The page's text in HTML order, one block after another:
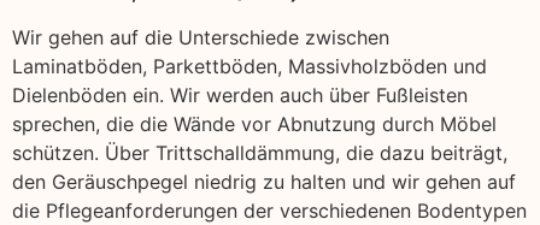
Wir gehen auf die Unterschiede zwischen
Laminatböden, Parkettböden, Massivholzböden und
Dielenböden ein. Wir werden auch über Fußleisten
sprechen, die die Wände vor Abnutzung durch Möbel
schützen. Über Trittschalldämmung, die dazu beiträgt,
den Geräuschpegel niedrig zu halten und wir gehen auf
die Pflegeanforderungen der verschiedenen Bodentypen